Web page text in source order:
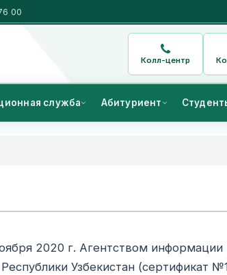
00
Колл-центр
служба Абитуриент
2020 г. Агентством
Узбекистан (сертификат